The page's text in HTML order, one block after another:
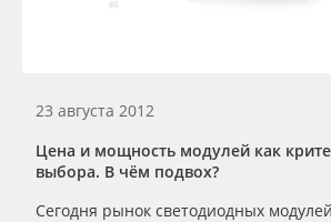
23 августа 2012
Цена и мощность модулей как
выбора. В чём подвох?
Сегодня рынок светодиодных